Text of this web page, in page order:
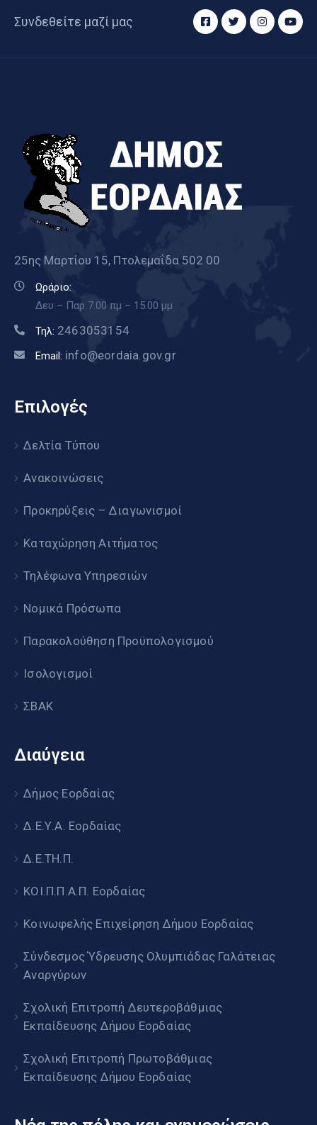
Συνδεθείτε μαζί μας
25ης Μαρτίου 15, Πτολεμαΐδα 502 00
Ωράριο:
Δευ – Παρ 7.00 πμ – 15.00 μμ
Τηλ: 2463053154
Email: info@eordaia.gov.gr
Επιλογές
Δελτία Τύπου
Ανακοινώσεις
Προκηρύξεις – Διαγωνισμοί
Καταχώρηση Αιτήματος
Τηλέφωνα Υπηρεσιών
Νομικά Πρόσωπα
Παρακολούθηση Προϋπολογισμού
Ισολογισμοί
ΣΒΑΚ
Διαύγεια
Δήμος Εορδαίας
Δ.Ε.Υ.Α. Εορδαίας
Δ.Ε.ΤΗ.Π.
ΚΟΙ.Π.Π.Α.Π. Εορδαίας
Κοινωφελής Επιχείρηση Δήμου Εορδαίας
Σύνδεσμος Ύδρευσης Ολυμπιάδας Γαλάτειας
Αναργύρων
Σχολική Επιτροπή Δευτεροβάθμιας
Εκπαίδευσης Δήμου Εορδαίας
Σχολική Επιτροπή Πρωτοβάθμιας
Εκπαίδευσης Δήμου Εορδαίας